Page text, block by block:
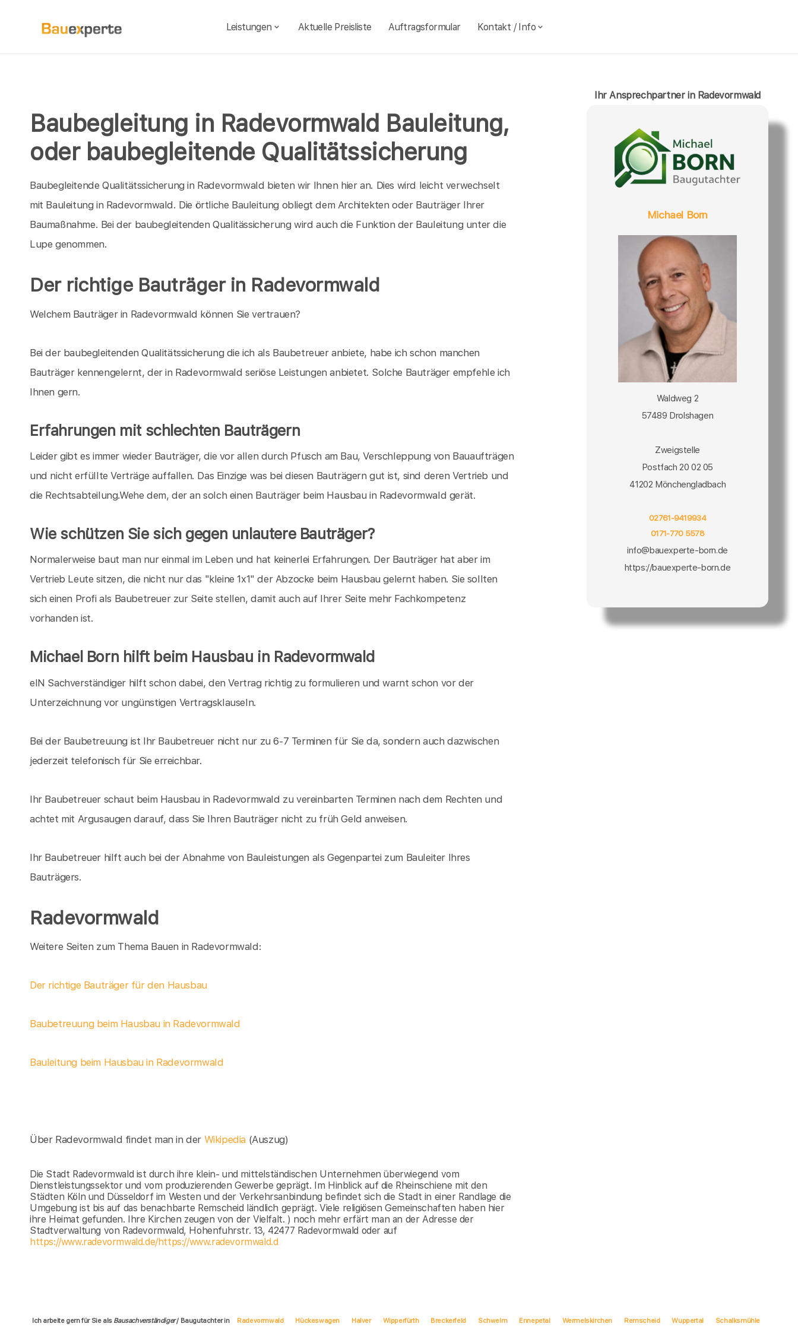
Leistungen Aktuelle Preisliste Auftragsformular Kontakt / Info
Baubegleitung in Radevormwald Bauleitung,
oder baubegleitende Qualitätssicherung
Baubegleitende Qualitätssicherung in Radevormwald bieten wir Ihnen hier an. Dies wird leicht verwechselt
mit Bauleitung in Radevormwald. Die örtliche Bauleitung obliegt dem Architekten oder Bauträger Ihrer
Baumaßnahme. Bei der baubegleitenden Qualitässicherung wird auch die Funktion der Bauleitung unter die
Lupe genommen.
Der richtige Bauträger in Radevormwald
Welchem Bauträger in Radevormwald können Sie vertrauen?
Bei der baubegleitenden Qualitätssicherung die ich als Baubetreuer anbiete, habe ich schon manchen
Bauträger kennengelernt, der in Radevormwald seriöse Leistungen anbietet. Solche Bauträger empfehle ich
Ihnen gern.
Erfahrungen mit schlechten Bauträgern
Leider gibt es immer wieder Bauträger, die vor allen durch Pfusch am Bau, Verschleppung von Bauaufträgen
und nicht erfüllte Verträge auffallen. Das Einzige was bei diesen Bauträgern gut ist, sind deren Vertrieb und
die Rechtsabteilung.Wehe dem, der an solch einen Bauträger beim Hausbau in Radevormwald gerät.
Wie schützen Sie sich gegen unlautere Bauträger?
Normalerweise baut man nur einmal im Leben und hat keinerlei Erfahrungen. Der Bauträger hat aber im
Vertrieb Leute sitzen, die nicht nur das "kleine 1x1" der Abzocke beim Hausbau gelernt haben. Sie sollten
sich einen Profi als Baubetreuer zur Seite stellen, damit auch auf Ihrer Seite mehr Fachkompetenz
vorhanden ist.
Michael Born hilft beim Hausbau in Radevormwald
eIN Sachverständiger hilft schon dabei, den Vertrag richtig zu formulieren und warnt schon vor der
Unterzeichnung vor ungünstigen Vertragsklauseln.
Bei der Baubetreuung ist Ihr Baubetreuer nicht nur zu 6-7 Terminen für Sie da, sondern auch dazwischen
jederzeit telefonisch für Sie erreichbar.
Ihr Baubetreuer schaut beim Hausbau in Radevormwald zu vereinbarten Terminen nach dem Rechten und
achtet mit Argusaugen darauf, dass Sie Ihren Bauträger nicht zu früh Geld anweisen.
Ihr Baubetreuer hilft auch bei der Abnahme von Bauleistungen als Gegenpartei zum Bauleiter Ihres
Bauträgers.
Radevormwald
Weitere Seiten zum Thema Bauen in Radevormwald:
Der richtige Bauträger für den Hausbau
Baubetreuung beim Hausbau in Radevormwald
Bauleitung beim Hausbau in Radevormwald
Über Radevormwald findet man in der Wikipedia (Auszug)
Die Stadt Radevormwald ist durch ihre klein- und mittelständischen Unternehmen überwiegend vom
Dienstleistungssektor und vom produzierenden Gewerbe geprägt. Im Hinblick auf die Rheinschiene mit den
Städten Köln und Düsseldorf im Westen und der Verkehrsanbindung befindet sich die Stadt in einer Randlage die
Umgebung ist bis auf das benachbarte Remscheid ländlich geprägt. Viele religiösen Gemeinschaften haben hier
ihre Heimat gefunden. Ihre Kirchen zeugen von der Vielfalt. ) noch mehr erfärt man an der Adresse der
Stadtverwaltung von Radevormwald, Hohenfuhrstr. 13, 42477 Radevormwald oder auf
https://www.radevormwald.de/https://www.radevormwald.d
Ihr Ansprechpartner in Radevormwald
Michael Born
Waldweg 2
57489 Drolshagen
Zweigstelle
Postfach 20 02 05
41202 Mönchengladbach
02761-9419934
0171-770 5578
info@bauexperte-born.de
https://bauexperte-born.de
Ich arbeite gern für Sie als Bausachverständiger/ Baugutachter in Radevormwald Hückeswagen Halver Wipperfürth Breckerfeld Schwelm Ennepetal Wermelskirchen Remscheid Wuppertal Schalksmühle